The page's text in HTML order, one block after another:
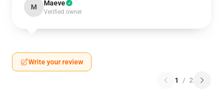
M Maeve
Verified owner
Write your review
1 / 2